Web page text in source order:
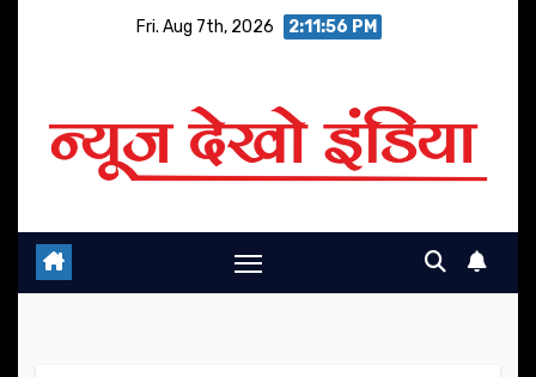
Fri. Aug 7th, 2026 2:11:56 PM